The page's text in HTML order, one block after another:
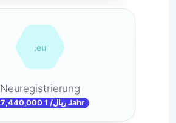
.eu
Neuregistrierung
27,440,000 ریال/ 1 Jahr